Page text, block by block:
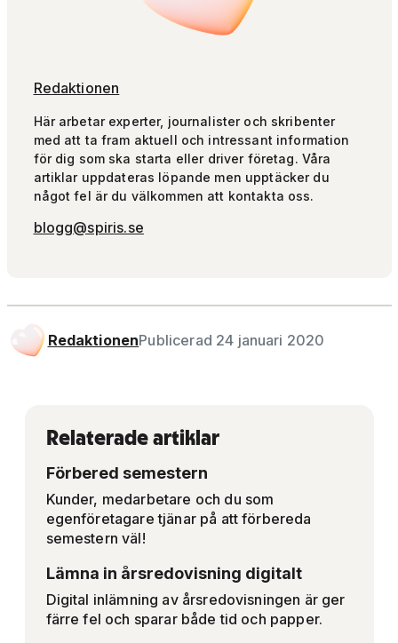
Redaktionen
Här arbetar experter, journalister och skribenter
med att ta fram aktuell och intressant information
för dig som ska starta eller driver företag. Våra
artiklar uppdateras löpande men upptäcker du
något fel är du välkommen att kontakta oss.
blogg@spiris.se
RedaktionenPublicerad 24 januari 2020
Relaterade artiklar
Förbered semestern
Kunder, medarbetare och du som
egenföretagare tjänar på att förbereda
semestern väl!
Lämna in årsredovisning digitalt
Digital inlämning av årsredovisningen är ger
färre fel och sparar både tid och papper.